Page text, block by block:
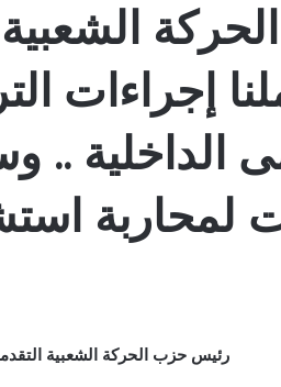
الشعبية
إجراءات
الداخلية ..
لمحاربة
رئيس حزب الحركة الشعبية